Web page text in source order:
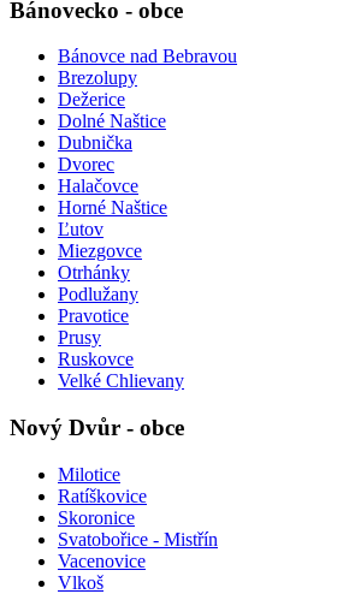
Bánovecko - obce
Bánovce nad Bebravou
Brezolupy
Dežerice
Dolné Naštice
Dubnička
Dvorec
Halačovce
Horné Naštice
Ľutov
Miezgovce
Otrhánky
Podlužany
Pravotice
Prusy
Ruskovce
Velké Chlievany
Nový Dvůr - obce
Milotice
Ratíškovice
Skoronice
Svatobořice - Mistřín
Vacenovice
Vlkoš